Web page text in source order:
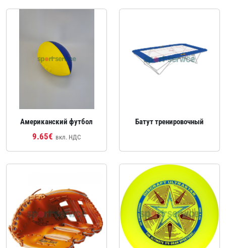
Американский футбол
9.65€ вкл. НДС
Батут тренировочный